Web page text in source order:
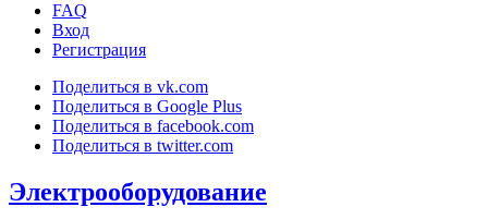
FAQ
Вход
Регистрация
Поделиться в vk.com
Поделиться в Google Plus
Поделиться в facebook.com
Поделиться в twitter.com
Электрооборудование